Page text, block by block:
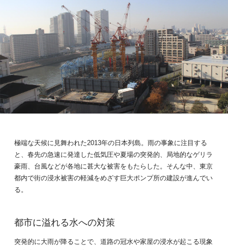
極端な天候に見舞われた2013年の日本列島。雨の事象に注目する
と、春先の急速に発達した低気圧や夏場の突発的、局地的なゲリラ
豪雨、台風などが各地に甚大な被害をもたらした。そんな中、東京
都内で街の浸水被害の軽減をめざす巨大ポンプ所の建設が進んでい
る。
都市に溢れる水への対策
突発的に大雨が降ることで、道路の冠水や家屋の浸水が起こる現象